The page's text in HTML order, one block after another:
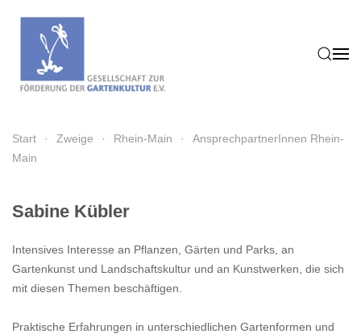
Zum Hauptinhalt springen
Start Zweige Rhein-Main
AnsprechpartnerInnen Rhein-
Main
Sabine Kübler
Intensives Interesse an Pflanzen, Gärten und Parks, an
Gartenkunst und Landschaftskultur und an Kunstwerken, die sich
mit diesen Themen beschäftigen.
Praktische Erfahrungen in unterschiedlichen Gartenformen und